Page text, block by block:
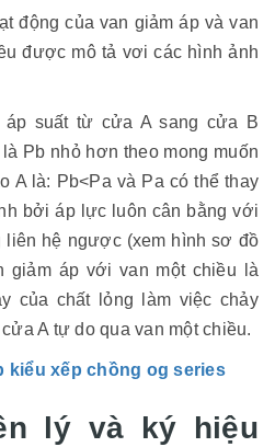
động của van giảm áp và van
được mô tả vơi các hình ảnh
áp suất từ cửa A sang cửa B
Pb nhỏ hơn theo mong muốn
A là: Pb<Pa và Pa có thể thay
bởi áp lực luôn cân bằng với
liên hệ ngược (xem hình sơ đồ
giảm áp với van một chiều là
của chất lỏng làm việc chảy
A tự do qua van một chiều.
kiểu xếp chồng og series
lý và ký hiệu